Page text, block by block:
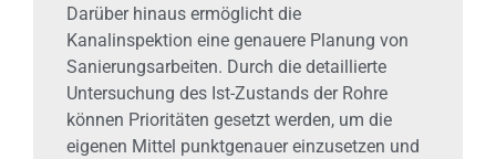
Darüber hinaus ermöglicht die
Kanalinspektion eine genauere Planung von
Sanierungsarbeiten. Durch die detaillierte
Untersuchung des Ist-Zustands der Rohre
können Prioritäten gesetzt werden, um die
eigenen Mittel punktgenauer einzusetzen und